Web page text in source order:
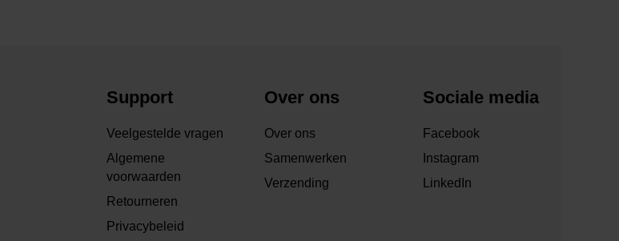
Support
Veelgestelde vragen
Algemene
voorwaarden
Retourneren
Privacybeleid
Over ons
Over ons
Samenwerken
Verzending
Sociale media
Facebook
Instagram
LinkedIn